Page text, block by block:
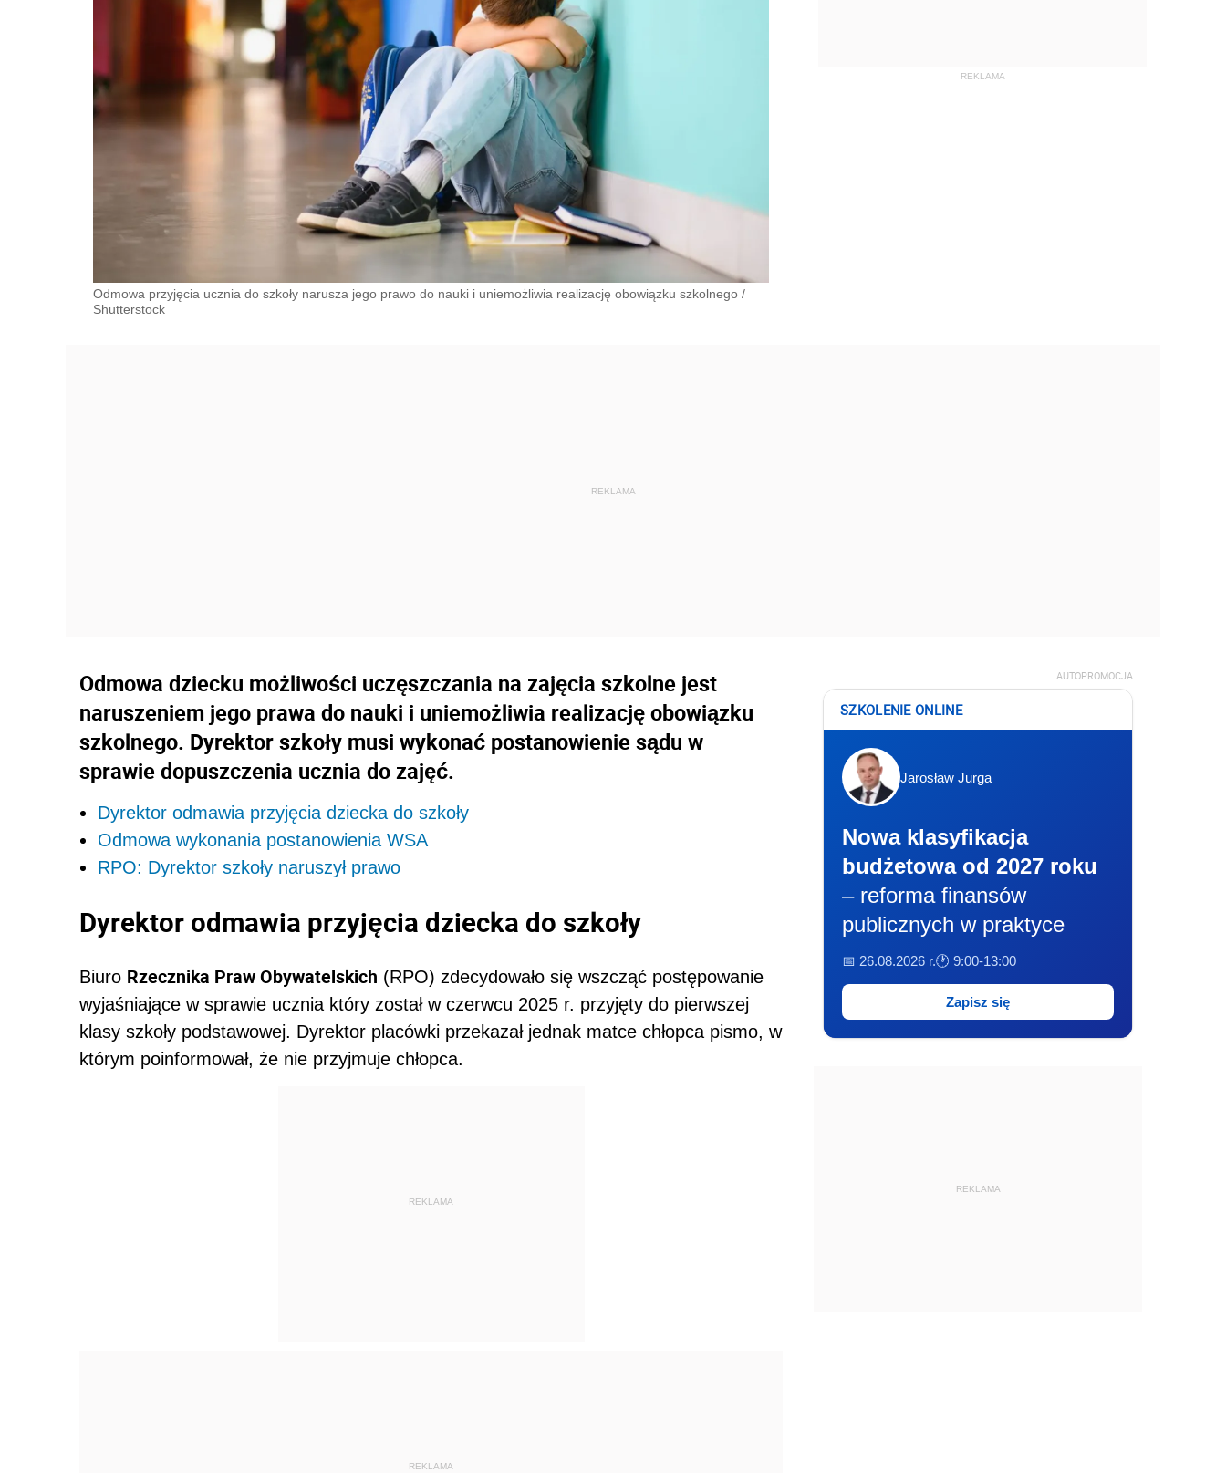
Odmowa przyjęcia ucznia do szkoły narusza jego prawo do nauki i uniemożliwia realizację obowiązku szkolnego /
Shutterstock
Odmowa dziecku możliwości uczęszczania na zajęcia szkolne jest
naruszeniem jego prawa do nauki i uniemożliwia realizację obowiązku
szkolnego. Dyrektor szkoły musi wykonać postanowienie sądu w
sprawie dopuszczenia ucznia do zajęć.
Dyrektor odmawia przyjęcia dziecka do szkoły
Odmowa wykonania postanowienia WSA
RPO: Dyrektor szkoły naruszył prawo
Dyrektor odmawia przyjęcia dziecka do szkoły
Biuro Rzecznika Praw Obywatelskich (RPO) zdecydowało się wszcząć postępowanie
wyjaśniające w sprawie ucznia który został w czerwcu 2025 r. przyjęty do pierwszej
klasy szkoły podstawowej. Dyrektor placówki przekazał jednak matce chłopca pismo, w
którym poinformował, że nie przyjmuje chłopca.
REKLAMA
REKLAMA
AUTOPROMOCJA
SZKOLENIE ONLINE
Jarosław Jurga
Nowa klasyfikacja
budżetowa od 2027 roku
– reforma finansów
publicznych w praktyce
📅 26.08.2026 r.🕐 9:00-13:00
Zapisz się
REKLAMA